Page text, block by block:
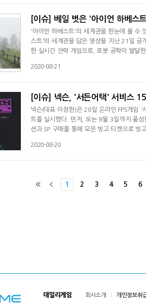
[이슈] 베일 벗은 '아이언 하베스
'아이언 하베스트'의 세계관을 한눈에 볼 수
스트'의 세계관을 담은 영상을 지난 21일 공
한 실시간 전략 게임으로, 로봇 공학이 발달
디테일과 환경 디자인에서 그 분위기를 느
2020-08-21
[이슈] 넥슨, '서든어택' 서비스
넥슨(대표 이정헌)은 20일 온라인 FPS게임
트를 실시했다. 먼저, 오는 9월 3일까지 풍
션과 SP 구매를 통해 모은 빙고 티켓으로 빙
-10(S) 15th(영구제), ▲브레드&슈가 캐릭
2020-08-20
1 2 3 4 5 6
데일리게임 회사소개 개인정보취